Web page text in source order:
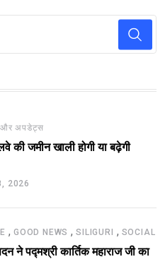
और अपडेट्स
की जमीन खाली होगी या बढ़ेगी
2026
, GOOD NEWS ,SILIGURI , SOCIAL
ने पद्मश्री कार्तिक महाराज जी का